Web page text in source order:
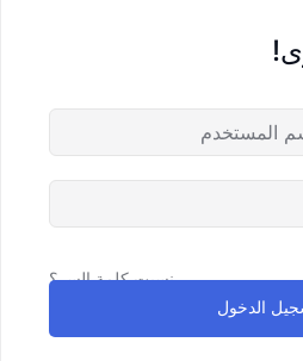
الشهادات
المدونة
تواصل معنا
نسيت كلمة السر؟
الدخول
Lost your password?